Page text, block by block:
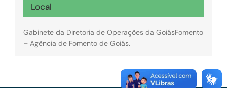
Local
Gabinete da Diretoria de Operações da GoiásFomento
– Agência de Fomento de Goiás.